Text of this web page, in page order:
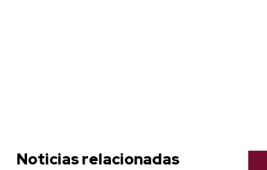
Noticias relacionadas